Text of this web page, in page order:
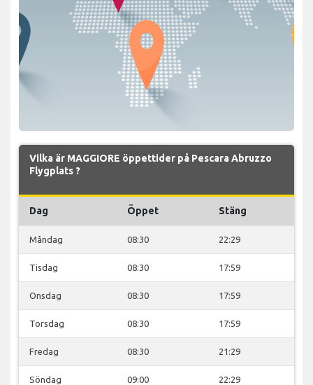
Vilka är MAGGIORE öppettider på Pescara Abruzzo
Flygplats ?
Dag Öppet Stäng
Måndag 08:30 22:29
Tisdag 08:30 17:59
Onsdag 08:30 17:59
Torsdag 08:30 17:59
Fredag 08:30 21:29
Söndag 09:00 22:29